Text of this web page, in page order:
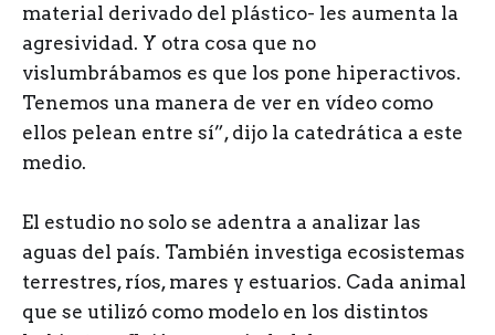
material derivado del plástico- les aumenta la
agresividad. Y otra cosa que no
vislumbrábamos es que los pone hiperactivos.
Tenemos una manera de ver en vídeo como
ellos pelean entre sí”, dijo la catedrática a este
medio.
El estudio no solo se adentra a analizar las
aguas del país. También investiga ecosistemas
terrestres, ríos, mares y estuarios. Cada animal
que se utilizó como modelo en los distintos